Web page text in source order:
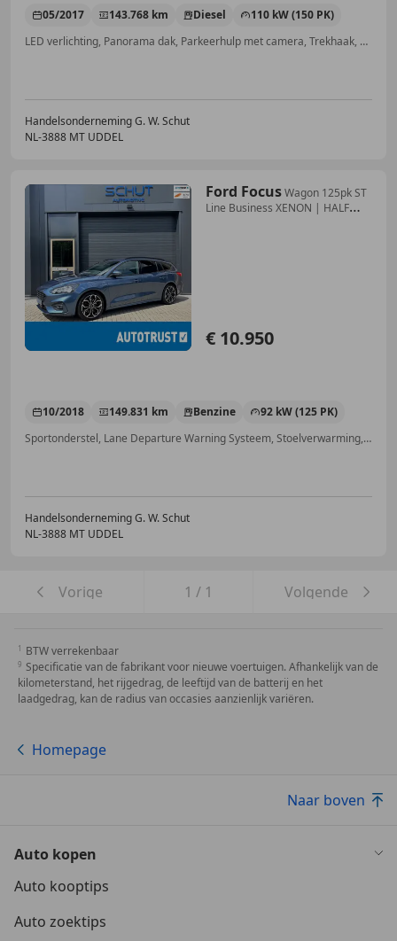
05/2017 143.768 km Diesel
110 kW (150 PK)
LED verlichting, Panorama dak, Parkeerhulp met camera, Trekhaak, Getinte ramen, Parkeerhulp achter, Airbag bestuurder, Met onderhoudshistorie
Handelsonderneming G. W. Schut
NL-3888 MT UDDEL
Ford FocusWagon 125pk ST
Line Business XENON | HALF
€ 10.950
10/2018 149.831 km Benzine
92 kW (125 PK)
Sportonderstel, Lane Departure Warning Systeem, Stoelverwarming, Apple CarPlay, Verkeersbordherkenning, Parkeerhulp achter, Spoiler, Getinte ramen
Handelsonderneming G. W. Schut
NL-3888 MT UDDEL
Vorige 1 / 1 Volgende
BTW verrekenbaar
Specificatie van de fabrikant voor nieuwe voertuigen. Afhankelijk van de
kilometerstand, het rijgedrag, de leeftijd van de batterij en het
laadgedrag, kan de radius van occasies aanzienlijk variëren.
Homepage
Naar boven
Auto kopen
Auto kooptips
Auto zoektips